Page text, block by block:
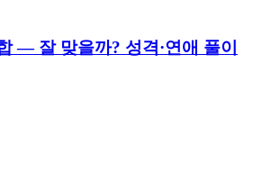
— 잘 맞을까? 성격·연애 풀이